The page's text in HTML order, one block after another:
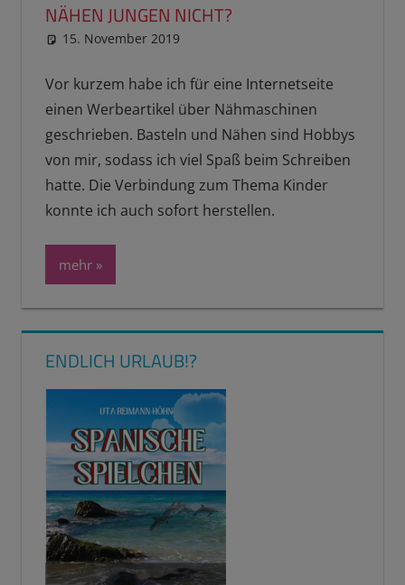
NÄHEN JUNGEN NICHT?
15. November 2019
Vor kurzem habe ich für eine Internetseite
einen Werbeartikel über Nähmaschinen
geschrieben. Basteln und Nähen sind Hobbys
von mir, sodass ich viel Spaß beim Schreiben
hatte. Die Verbindung zum Thema Kinder
konnte ich auch sofort herstellen.
mehr
ENDLICH URLAUB!?